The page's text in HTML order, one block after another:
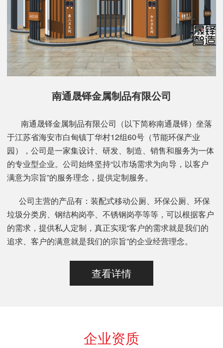
南通晟铎金属制品有限公司
南通晟铎金属制品有限公司（以下简称南通晟铎）坐落
于江苏省海安市白甸镇丁华村12组60号（节能环保产业
园），公司是一家集设计、研发、制造、销售和服务为一体
的专业型企业。公司始终坚持“以市场需求为向导，以客户
满意为宗旨”的服务理念，提供定制服务。
公司主营的产品有：装配式移动公厕、环保公厕、环保
垃圾分类房、钢结构岗亭、不锈钢岗亭等等，可以根据客户
的需求，提供私人定制，真正实现“客户的需求就是我们的
追求、客户的满意就是我们的宗旨”的企业经营理念。
查看详情
企业资质